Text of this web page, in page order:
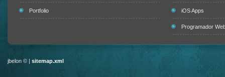
Portfolio iOS Apps
Programador
jbelon © | sitemap.xml